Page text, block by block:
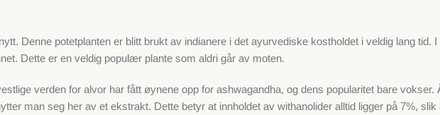
Denne potetplanten er blitt brukt av indianere i det ayurvediske kostholdet i veldig lang
Dette er en veldig populær plante som aldri går av moten.
verden for alvor har fått øynene opp for ashwagandha, og dens popularitet bare
man seg her av et ekstrakt. Dette betyr at innholdet av withanolider alltid ligger på 7%,